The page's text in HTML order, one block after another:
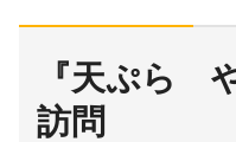
『天ぷら
訪問